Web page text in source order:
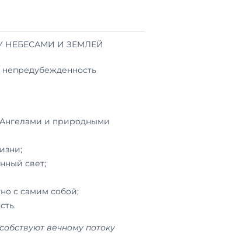
НЕБЕСАМИ И ЗЕМЛЕЙ
непредубежденность
и природными
свет;
с самим собой;
вечному потоку